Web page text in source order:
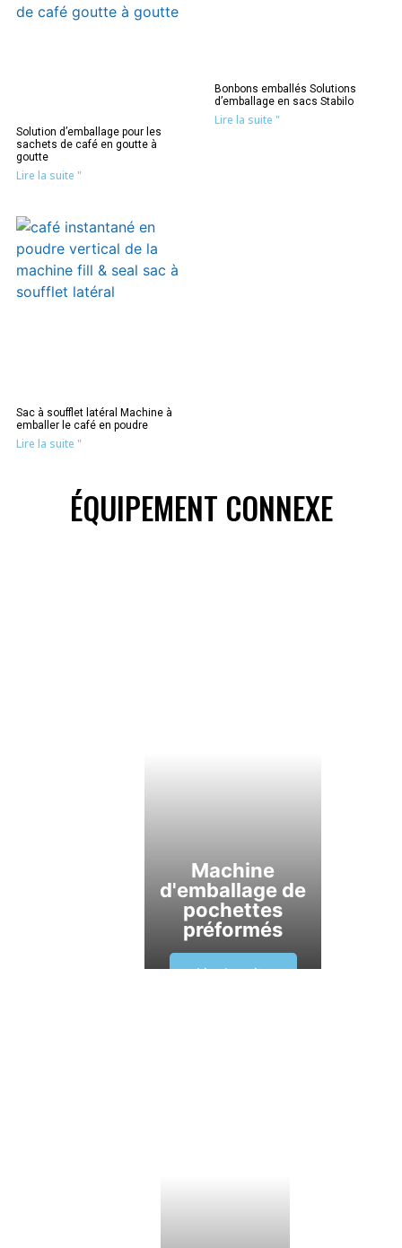
Solution d’emballage pour les
sachets de café en goutte à
goutte
Lire la suite "
Bonbons emballés Solutions
d’emballage en sacs Stabilo
Lire la suite "
Sac à soufflet latéral Machine à
emballer le café en poudre
Lire la suite "
ÉQUIPEMENT CONNEXE
Machine
d'emballage de
pochettes
préformés
Lire la suite